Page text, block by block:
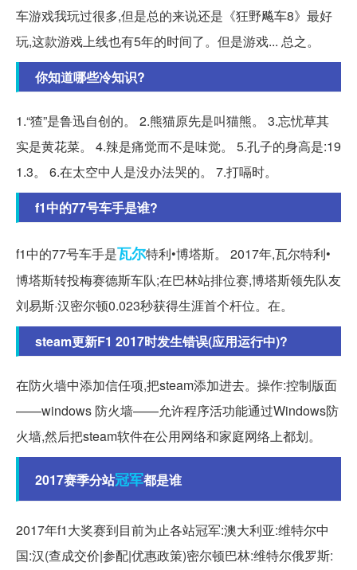
车游戏我玩过很多,但是总的来说还是《狂野飚车8》最好
玩,这款游戏上线也有5年的时间了。但是游戏... 总之。
你知道哪些冷知识?
1.“猹”是鲁迅自创的。 2.熊猫原先是叫猫熊。 3.忘忧草其
实是黄花菜。 4.辣是痛觉而不是味觉。 5.孔子的身高是:19
1.3。 6.在太空中人是没办法哭的。 7.打嗝时。
f1中的77号车手是谁?
f1中的77号车手是瓦尔特利•博塔斯。 2017年,瓦尔特利•
博塔斯转投梅赛德斯车队;在巴林站排位赛,博塔斯领先队友
刘易斯·汉密尔顿0.023秒获得生涯首个杆位。在。
steam更新F1 2017时发生错误(应用运行中)?
在防火墙中添加信任项,把steam添加进去。操作:控制版面
——windows 防火墙——允许程序活功能通过Windows防
火墙,然后把steam软件在公用网络和家庭网络上都划。
2017赛季分站冠军都是谁
2017年f1大奖赛到目前为止各站冠军:澳大利亚:维特尔中
国:汉(查成交价|参配|优惠政策)密尔顿巴林:维特尔俄罗斯: